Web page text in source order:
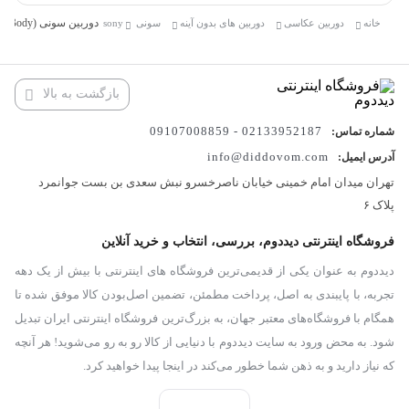
🌈 کیفیت تصویر باورنکردنی
قلب تپنده‌ی این دوربین یه سنسور ۲۶ مگاپیکسلی Exmor R CMOS از
حتی در شرایط نوری ضعیف، عملکرد نویز فوق‌العاده‌ای داره و کیفیت
شفافن که گاهی حس می‌کنی داری از داخل تصویر عبور می‌کنی!
🎬 فیلم‌برداری حرفه‌ای 4K
خانه دوربین عکاسی دوربین های بدون آینه سونی sony دوربین سونی Sony a6700 Mirrorless Camera (Body)
بازگشت به بالا
شماره تماس: 02133952187 - 09107008859
آدرس ایمیل:
info@diddovom.com
تهران میدان امام خمینی خیابان ناصرخسرو نبش سعدی بن بست جوانمرد
پلاک ۶
فروشگاه اینترنتی دیددوم، بررسی، انتخاب و خرید آنلاین
دیددوم به عنوان یکی از قدیمی‌ترین فروشگاه های اینترنتی با بیش از یک دهه
تجربه، با پایبندی به اصل، پرداخت مطمئن، تضمین اصل‌بودن کالا موفق شده تا
همگام با فروشگاه‌های معتبر جهان، به بزرگ‌ترین فروشگاه اینترنتی ایران تبدیل
شود. به محض ورود به سایت دیددوم با دنیایی از کالا رو به رو می‌شوید! هر آنچه
که نیاز دارید و به ذهن شما خطور می‌کند در اینجا پیدا خواهید کرد.